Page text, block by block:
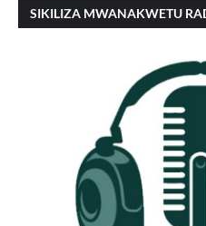
SIKILIZA MWANAKWETU